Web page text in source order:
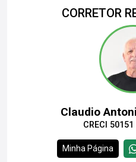
CORRETOR
Claudio
CRECI
Minha Página